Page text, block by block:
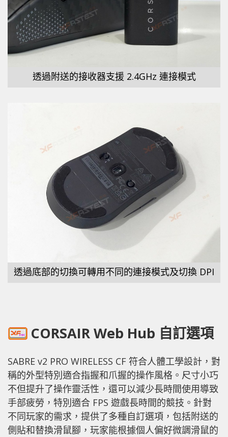
透過附送的接收器支援 2.4GHz 連接模式
透過底部的切換可轉用不同的連接模式及切換 DPI
CORSAIR Web Hub 自訂選項
SABRE v2 PRO WIRELESS CF 符合人體工學設計，對
稱的外型特別適合指握和爪握的操作風格。尺寸小巧
不但提升了操作靈活性，還可以減少長時間使用導致
手部疲勞，特別適合 FPS 遊戲長時間的競技。針對
不同玩家的需求，提供了多種自訂選項，包括附送的
側貼和替換滑鼠腳，玩家能根據個人偏好微調滑鼠的